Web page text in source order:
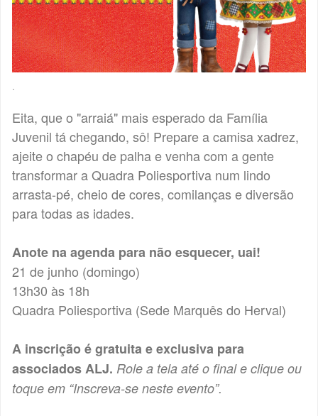
.
Eita, que o "arraiá" mais esperado da Família
Juvenil tá chegando, sô! Prepare a camisa xadrez,
ajeite o chapéu de palha e venha com a gente
transformar a Quadra Poliesportiva num lindo
arrasta-pé, cheio de cores, comilanças e diversão
para todas as idades.
Anote na agenda para não esquecer, uai!
21 de junho (domingo)
13h30 às 18h
Quadra Poliesportiva (Sede Marquês do Herval)
A inscrição é gratuita e exclusiva para
associados ALJ. Role a tela até o final e clique ou
toque em “Inscreva-se neste evento”.